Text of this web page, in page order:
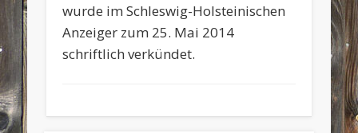
wurde im Schleswig-Holsteinischen
Anzeiger zum 25. Mai 2014
schriftlich verkündet.